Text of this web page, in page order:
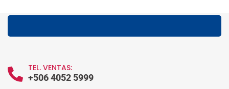
TEL. VENTAS:
+506 4052 5999